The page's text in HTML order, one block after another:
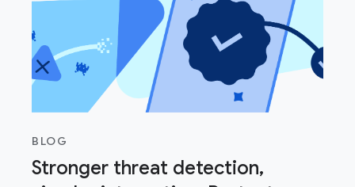
BLOG
Stronger threat detection,